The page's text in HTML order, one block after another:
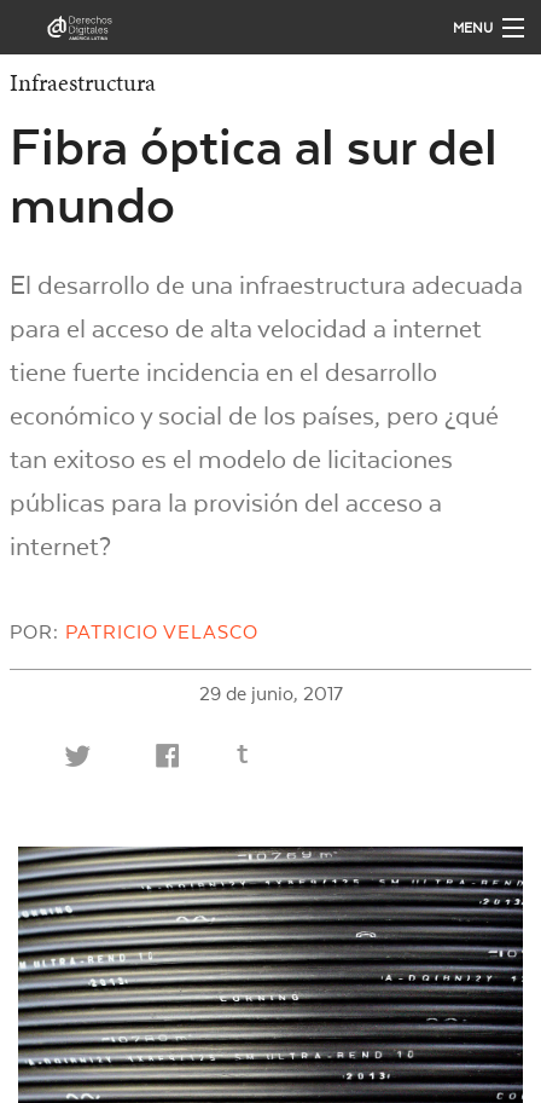
MENU
QUIÉNES SOMOS
PARTICIPA
Infraestructura
Fibra óptica al sur del
mundo
El desarrollo de una infraestructura adecuada
para el acceso de alta velocidad a internet
tiene fuerte incidencia en el desarrollo
económico y social de los países, pero ¿qué
tan exitoso es el modelo de licitaciones
públicas para la provisión del acceso a
internet?
POR: PATRICIO VELASCO
29 de junio, 2017
t